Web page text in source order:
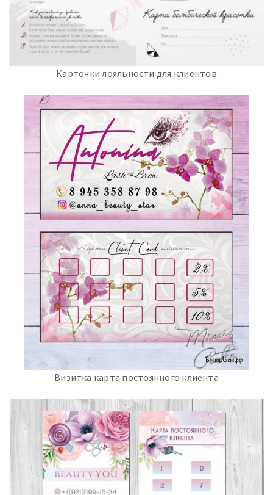
Карточки лояльности для клиентов
Визитка карта постоянного клиента